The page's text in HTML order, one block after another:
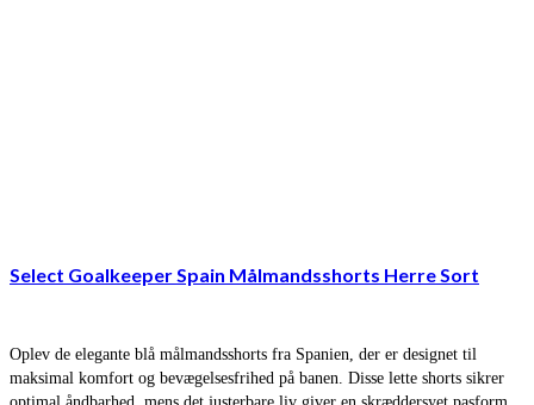
Select Goalkeeper Spain Målmandsshorts Herre Sort
Oplev de elegante blå målmandsshorts fra Spanien, der er designet til
maksimal komfort og bevægelsesfrihed på banen. Disse lette shorts sikrer